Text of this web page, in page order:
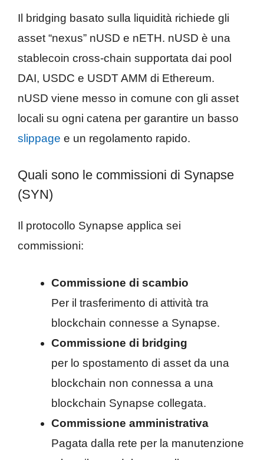
Il bridging basato sulla liquidità richiede gli
asset “nexus” nUSD e nETH. nUSD è una
stablecoin cross-chain supportata dai pool
DAI, USDC e USDT AMM di Ethereum.
nUSD viene messo in comune con gli asset
locali su ogni catena per garantire un basso
slippage e un regolamento rapido.
Quali sono le commissioni di Synapse
(SYN)
Il protocollo Synapse applica sei
commissioni:
Commissione di scambio
Per il trasferimento di attività tra
blockchain connesse a Synapse.
Commissione di bridging
per lo spostamento di asset da una
blockchain non connessa a una
blockchain Synapse collegata.
Commissione amministrativa
Pagata dalla rete per la manutenzione